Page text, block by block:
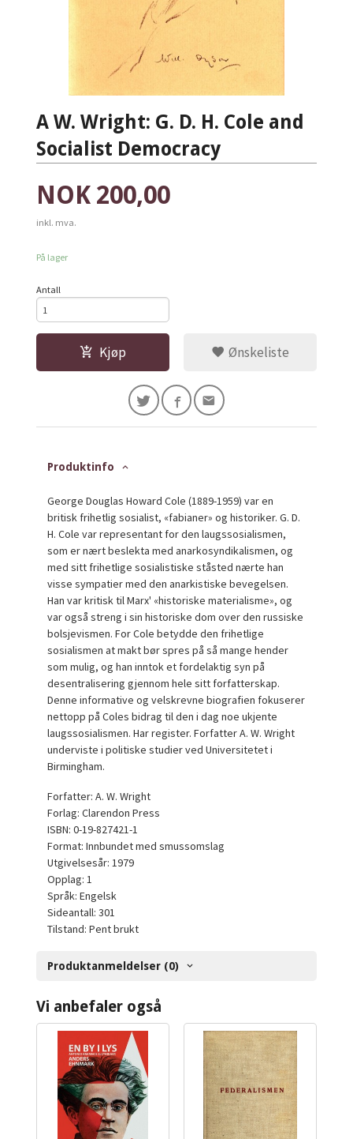
A W. Wright: G. D. H. Cole and
Socialist Democracy
Pris
NOK 200,00
inkl. mva.
På lager
Antall
Kjøp Ønskeliste
Produktinfo
George Douglas Howard Cole (1889-1959) var en
britisk frihetlig sosialist, «fabianer» og historiker. G. D.
H. Cole var representant for den laugssosialismen,
som er nært beslekta med anarkosyndikalismen, og
med sitt frihetlige sosialistiske ståsted nærte han
visse sympatier med den anarkistiske bevegelsen.
Han var kritisk til Marx' «historiske materialisme», og
var også streng i sin historiske dom over den russiske
bolsjevismen. For Cole betydde den frihetlige
sosialismen at makt bør spres på så mange hender
som mulig, og han inntok et fordelaktig syn på
desentralisering gjennom hele sitt forfatterskap.
Denne informative og velskrevne biografien fokuserer
nettopp på Coles bidrag til den i dag noe ukjente
laugssosialismen. Har register. Forfatter A. W. Wright
underviste i politiske studier ved Universitetet i
Birmingham.
Forfatter: A. W. Wright
Forlag: Clarendon Press
ISBN: 0-19-827421-1
Format: Innbundet med smussomslag
Utgivelsesår: 1979
Opplag: 1
Språk: Engelsk
Sideantall: 301
Tilstand: Pent brukt
Produktanmeldelser (0)
Vi anbefaler også